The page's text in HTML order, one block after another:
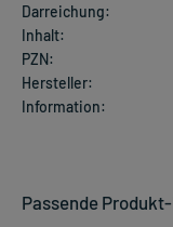
Darreichung:
Inhalt:
PZN:
Hersteller:
Information:
Passende